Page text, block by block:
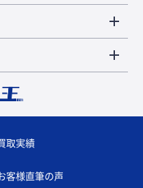
取実績
客様直筆の声